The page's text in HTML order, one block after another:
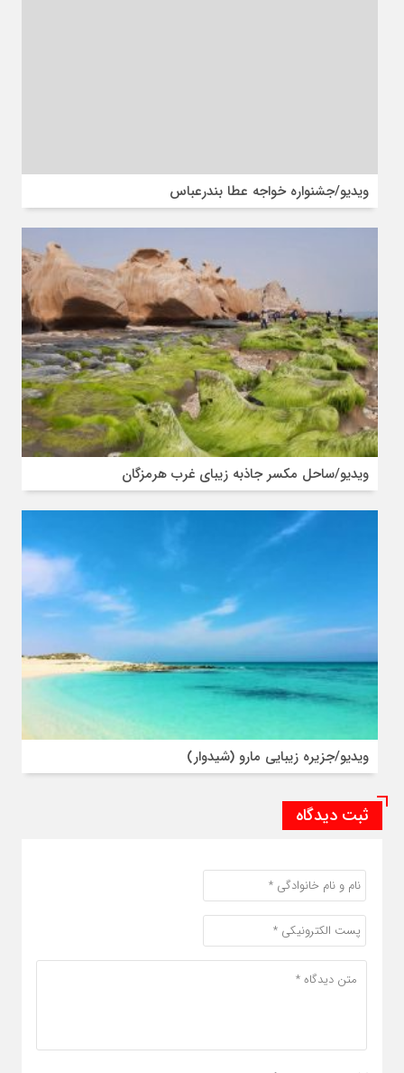
ویدیو/جشنواره خواجه عطا بندرعباس
ویدیو/ساحل مکسر جاذبه زیبای غرب هرمزگان
ویدیو/جزیره زیبایی مارو (شیدوار)
ثبت دیدگاه